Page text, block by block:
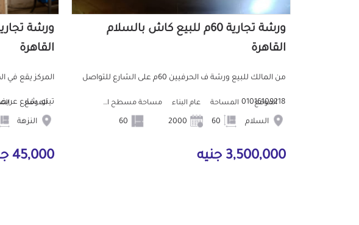
ورشة تجارية 60م للبيع كاش بالسلام
القاهرة
من المالك للبيع ورشة ف الحرفيين 60م على الشارع للتواصل
01016109218
الموقع
السلام
المساحة عام البناء مساحة مسطح البناء
3,500,000 جنيه
القاهرة
المركز يقع في
تيتو، شارع عريض ٢٠ متر ، المنطقة منطقة
الموقع
النزهة
45,000 جنيه / شهرياً